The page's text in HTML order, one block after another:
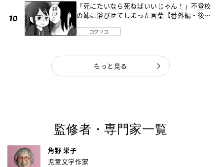
「死にたいなら死ねばいいじゃん！」不登校
の姉に浴びせてしまった言葉【番外編・後
コクリコ
もっと見る
監修者・専門家一覧
角野 栄子
児童文学作家